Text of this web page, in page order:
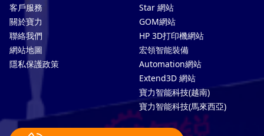
客戶服務
關於寶力
聯絡我們
網站地圖
隱私保護政策
Star 網站
GOM網站
HP 3D打印機網站
宏領智能裝備
Automation網站
Extend3D 網站
寶力智能科技(越南)
寶力智能科技(馬來西亞)